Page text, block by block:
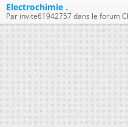
Electrochimie .
Par invite61942757 dans le forum